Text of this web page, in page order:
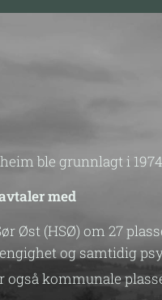
ble grunnlagt i
med
Øst (HSØ) om 27
og samtidig
også kommunale